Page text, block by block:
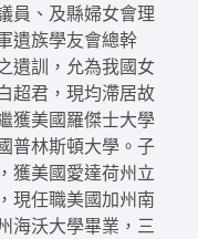
員、及縣婦女會理
遺族學友會總幹
遺訓，允為我國女
超君，現均滯居故
獲美國羅傑士大學
普林斯頓大學。子
獲美國愛達荷州立
現任職美國加州南
海沃大學畢業，三